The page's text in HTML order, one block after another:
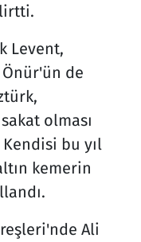
Levent,
Önür'ün de
olması
bu yıl
kemerin
Ali